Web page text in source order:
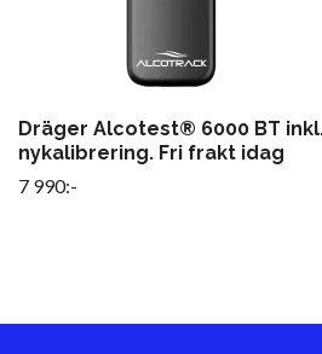
Dräger Alcotest® 6000 BT
nykalibrering. Fri frakt idag
7 990:-